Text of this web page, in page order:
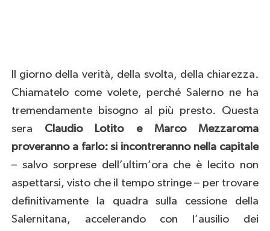
Il giorno della verità, della svolta, della chiarezza.
Chiamatelo come volete, perché Salerno ne ha
tremendamente bisogno al più presto. Questa
sera Claudio Lotito e Marco Mezzaroma
proveranno a farlo: si incontreranno nella capitale
– salvo sorprese dell’ultim’ora che è lecito non
aspettarsi, visto che il tempo stringe – per trovare
definitivamente la quadra sulla cessione della
Salernitana, accelerando con l’ausilio dei